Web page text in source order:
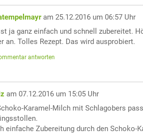
am 25.12.2016 um 06:57 Uhr
ja ganz einfach und schnell zubereitet.
an. Tolles Rezept. Das wird ausprobiert.
antworten
am 07.12.2016 um 15:05 Uhr
Karamel-Milch mit Schlagobers
einfache Zubereitung durch den Schoko-